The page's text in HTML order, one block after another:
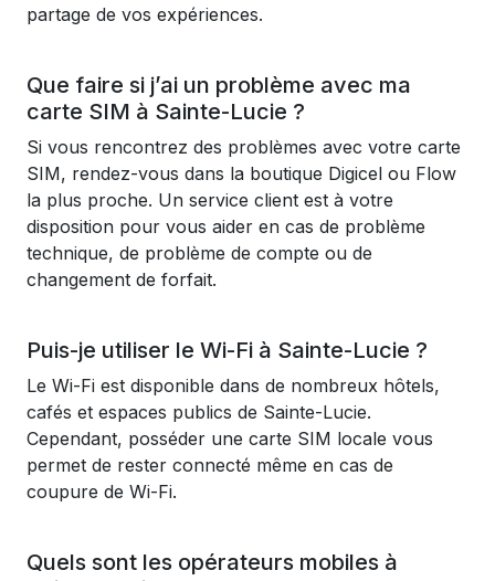
partage de vos expériences.
Que faire si j’ai un problème avec ma
carte SIM à Sainte-Lucie ?
Si vous rencontrez des problèmes avec votre carte
SIM, rendez-vous dans la boutique Digicel ou Flow
la plus proche. Un service client est à votre
disposition pour vous aider en cas de problème
technique, de problème de compte ou de
changement de forfait.
Puis-je utiliser le Wi-Fi à Sainte-Lucie ?
Le Wi-Fi est disponible dans de nombreux hôtels,
cafés et espaces publics de Sainte-Lucie.
Cependant, posséder une carte SIM locale vous
permet de rester connecté même en cas de
coupure de Wi-Fi.
Quels sont les opérateurs mobiles à